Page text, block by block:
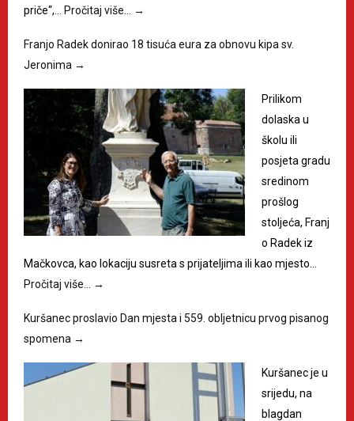
priče“,…
Pročitaj više… →
Franjo Radek donirao 18 tisuća eura za obnovu kipa sv.
Jeronima →
Prilikom
dolaska u
školu ili
posjeta gradu
sredinom
prošlog
stoljeća, Franj
o Radek iz
Mačkovca, kao lokaciju susreta s prijateljima ili kao mjesto…
Pročitaj više…
→
Kuršanec proslavio Dan mjesta i 559. obljetnicu prvog pisanog
spomena →
Kuršanec je u
srijedu, na
blagdan